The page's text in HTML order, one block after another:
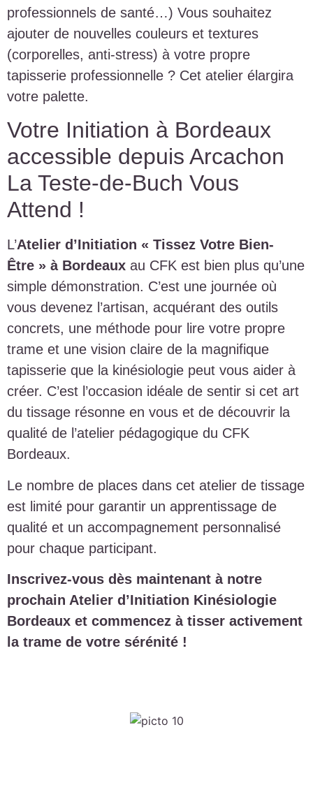
professionnels de santé…) Vous souhaitez
ajouter de nouvelles couleurs et textures
(corporelles, anti-stress) à votre propre
tapisserie professionnelle ? Cet atelier élargira
votre palette.
Votre Initiation à Bordeaux
accessible depuis Arcachon
La Teste-de-Buch Vous
Attend !
L’Atelier d’Initiation « Tissez Votre Bien-
Être » à Bordeaux au CFK est bien plus qu’une
simple démonstration. C’est une journée où
vous devenez l’artisan, acquérant des outils
concrets, une méthode pour lire votre propre
trame et une vision claire de la magnifique
tapisserie que la kinésiologie peut vous aider à
créer. C’est l’occasion idéale de sentir si cet art
du tissage résonne en vous et de découvrir la
qualité de l’atelier pédagogique du CFK
Bordeaux.
Le nombre de places dans cet atelier de tissage
est limité pour garantir un apprentissage de
qualité et un accompagnement personnalisé
pour chaque participant.
Inscrivez-vous dès maintenant à notre
prochain Atelier d’Initiation Kinésiologie
Bordeaux et commencez à tisser activement
la trame de votre sérénité !